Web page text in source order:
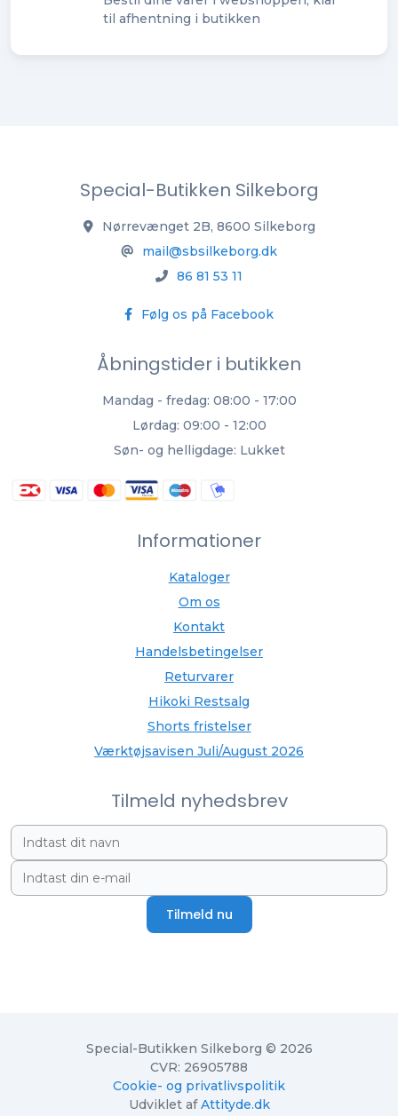
til afhentning i butikken
Special-Butikken Silkeborg
Nørrevænget 2B, 8600 Silkeborg
mail@sbsilkeborg.dk
86 81 53 11
Følg os på Facebook
Åbningstider i butikken
Mandag - fredag: 08:00 - 17:00
Lørdag: 09:00 - 12:00
Søn- og helligdage: Lukket
Informationer
Kataloger
Om os
Kontakt
Handelsbetingelser
Returvarer
Hikoki Restsalg
Shorts fristelser
Værktøjsavisen Juli/August 2026
Tilmeld nyhedsbrev
Tilmeld nu
Special-Butikken Silkeborg © 2026
CVR: 26905788
Cookie- og privatlivspolitik
Udviklet afAttityde.dk